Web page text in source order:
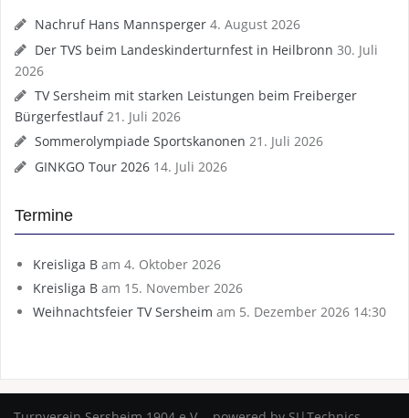
Nachruf Hans Mannsperger 4. August 2026
Der TVS beim Landeskinderturnfest in Heilbronn 30. Juli
2026
TV Sersheim mit starken Leistungen beim Freiberger
Bürgerfestlauf 21. Juli 2026
Sommerolympiade Sportskanonen 21. Juli 2026
GINKGO Tour 2026 14. Juli 2026
Termine
Kreisliga B am 4. Oktober 2026
Kreisliga B am 15. November 2026
Weihnachtsfeier TV Sersheim am 5. Dezember 2026 14:30